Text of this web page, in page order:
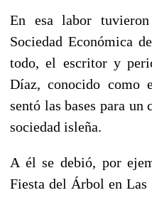
En esa labor
Sociedad Económica
todo, el escritor y
Díaz, conocido como
sentó las bases para
sociedad isleña.
A él se debió, por
Fiesta del Árbol en Las